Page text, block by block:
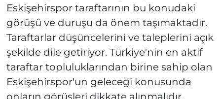
Eskişehirspor taraftarının bu konudaki
görüşü ve duruşu da önem taşımaktadır.
Taraftarlar düşüncelerini ve taleplerini açık
şekilde dile getiriyor. Türkiye'nin en aktif
taraftar topluluklarından birine sahip olan
Eskişehirspor'un geleceği konusunda
onların görüşleri dikkate alınmalıdır.